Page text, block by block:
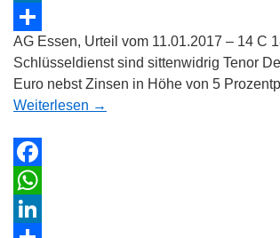
LinkedIn
Teilen
AG Essen, Urteil vom 11.01.2017 – 14 C
Schlüsseldienst sind sittenwidrig Tenor
Euro nebst Zinsen in Höhe von 5
Weiterlesen →
Facebook
WhatsApp